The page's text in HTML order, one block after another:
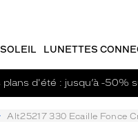
LUNETTES
plans d'été : jusqu’à -50%
Alt25217 330 Ecaille Fonce